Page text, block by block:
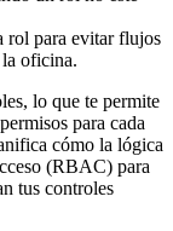
rol para evitar flujos
oficina.
lo que te permite
para cada
cómo la lógica
(RBAC) para
tus controles